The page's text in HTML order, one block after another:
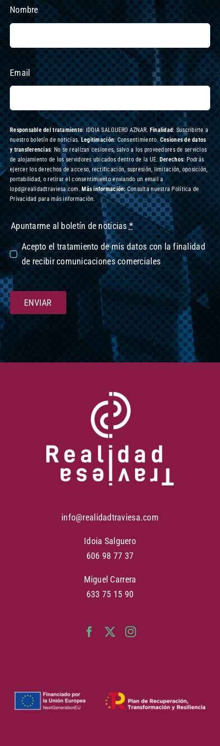
Nombre
Email
Responsable del tratamiento: IDOIA SALGUERO AZNAR. Finalidad: Suscribirte a
nuestro boletín de noticias.Legitimación: Consentimiento.Cesiones de datos
y transferencias: No se realizan cesiones, salvo a los proveedores de servicios
de alojamiento de los servidores ubicados dentro de la UE. Derechos: Podrás
ejercer los derechos de acceso, rectificación, supresión, limitación, oposición,
portabilidad, o retirar el consentimiento enviando un email a
lopd@realidadtraviesa.com. Más información:Consulta nuestra Política de
Privacidad para más información.
Apuntarme al boletín de noticias*
Acepto el tratamiento de mis datos con la finalidad
de recibir comunicaciones comerciales
ENVIAR
info@realidadtraviesa.com
Idoia Salguero
606 98 77 37
Miguel Carrera
633 75 15 90